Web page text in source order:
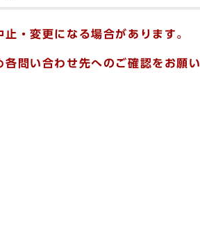
・変更になる場合があります。
問い合わせ先へのご確認をお願い